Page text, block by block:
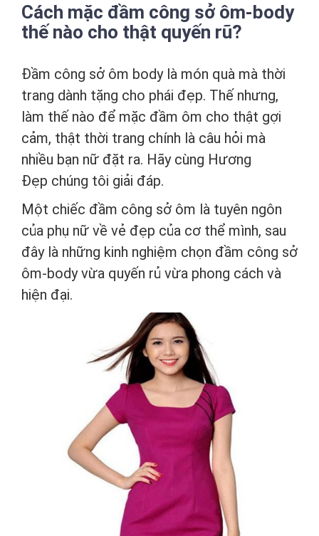
Cách mặc đầm công sở ôm-body
thế nào cho thật quyến rũ?
Đầm công sở ôm body là món quà mà thời
trang dành tặng cho phái đẹp. Thế nhưng,
làm thế nào để mặc đầm ôm cho thật gợi
cảm, thật thời trang chính là câu hỏi mà
nhiều bạn nữ đặt ra. Hãy cùng Hương
Đẹp chúng tôi giải đáp.
Một chiếc đầm công sở ôm là tuyên ngôn
của phụ nữ về vẻ đẹp của cơ thể mình, sau
đây là những kinh nghiệm chọn đầm công sở
ôm-body vừa quyến rủ vừa phong cách và
hiện đại.